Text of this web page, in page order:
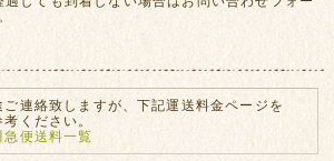
ご連絡致しますが、下記運送料金ページを
考ください。
急便送料一覧